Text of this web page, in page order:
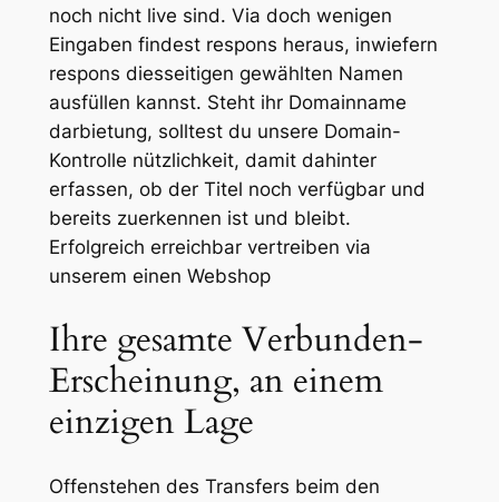
noch nicht live sind. Via doch wenigen
Eingaben findest respons heraus, inwiefern
respons diesseitigen gewählten Namen
ausfüllen kannst. Steht ihr Domainname
darbietung, solltest du unsere Domain-
Kontrolle nützlichkeit, damit dahinter
erfassen, ob der Titel noch verfügbar und
bereits zuerkennen ist und bleibt.
Erfolgreich erreichbar vertreiben via
unserem einen Webshop
Ihre gesamte Verbunden-
Erscheinung, an einem
einzigen Lage
Offenstehen des Transfers beim den